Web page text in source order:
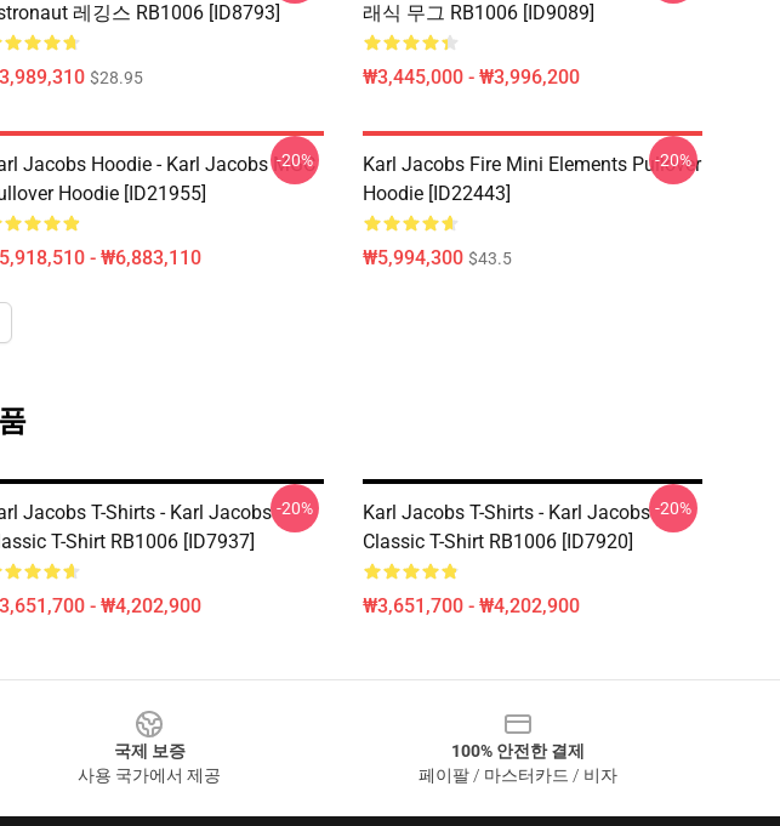
레깅스 RB1006 [ID8793]
$28.95
래식 무그 RB1006 [ID9089]
₩3,445,000 - ₩3,996,200
Jacobs Hoodie - Karl Jacobs MGC
Hoodie [ID21955]
- ₩6,883,110
-20%
Karl Jacobs Fire Mini Elements Pullover
Hoodie [ID22443]
₩5,994,300 $43.5
-20%
Jacobs T-Shirts - Karl Jacobs
T-Shirt RB1006 [ID7937]
- ₩4,202,900
-20%
Karl Jacobs T-Shirts - Karl Jacobs
Classic T-Shirt RB1006 [ID7920]
₩3,651,700 - ₩4,202,900
-20%
국제 보증
사용 국가에서 제공
100% 안전한 결제
페이팔 / 마스터카드 / 비자